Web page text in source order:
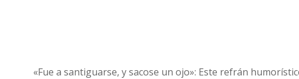
«Fue a santiguarse, y sacose un ojo»: Este refrán